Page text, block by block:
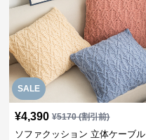
SALE
¥4,390 ¥5170(割引前)
ソファクッション 立体ケーブル